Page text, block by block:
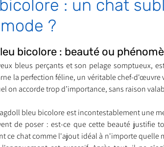
Non classé
Annonce Appel aux
Comportement du chat
: un chat
?
bicolore : beauté ou
bleus perçants et son pelage somptueux,
la perfection féline, un véritable chef-d'œuvre
on accorde trop d’importance, sans raison
bleu bicolore est incontestablement une
de poser : est-ce que cette beauté justifie
ce chat comme l'ajout idéal à n'importe quelle